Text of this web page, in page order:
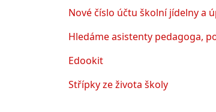
Nové číslo účtu školní jídelny a
Hledáme asistenty pedagoga,
Edookit
Střípky ze života školy